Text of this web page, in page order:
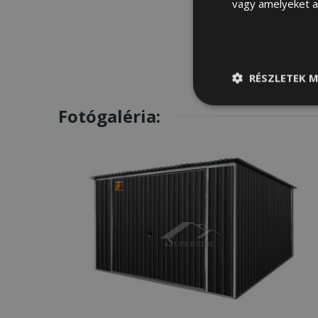
Fotógaléria:
vagy amelyeket
RÉSZLETEK